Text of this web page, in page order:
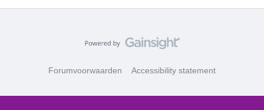
Forumvoorwaarden Accessibility statement